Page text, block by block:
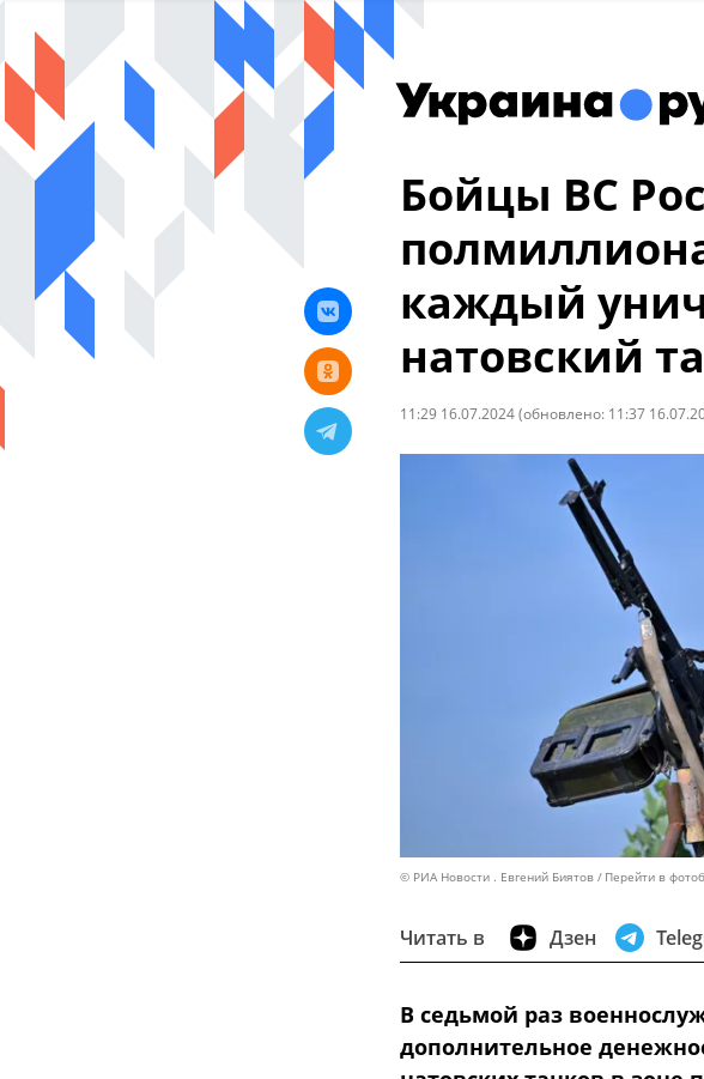
Бойцы ВС
каждый
натовский
11:29 16.07.2024(обновлено: 11:37
© РИА Новости . Евгений Биятов Перейти в
Читать в Дзен
В седьмой раз
дополнительное